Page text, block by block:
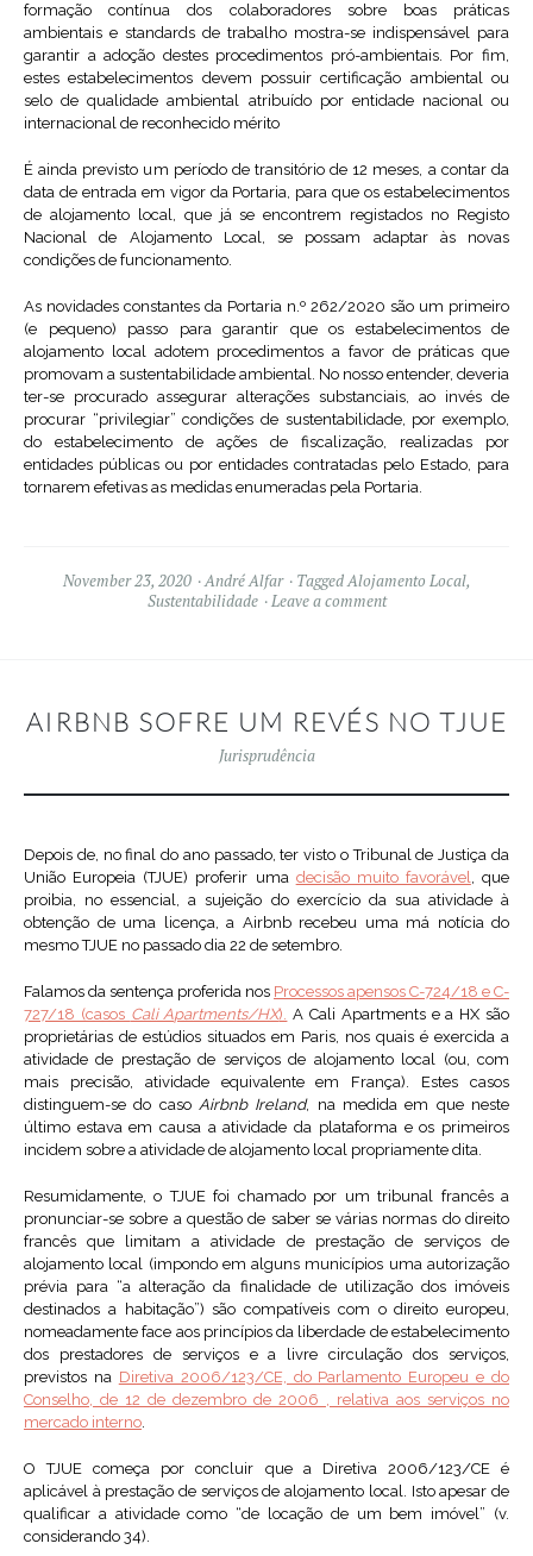
formação contínua dos colaboradores sobre boas práticas
ambientais e standards de trabalho mostra-se indispensável para
garantir a adoção destes procedimentos pró-ambientais. Por fim,
estes estabelecimentos devem possuir certificação ambiental ou
selo de qualidade ambiental atribuído por entidade nacional ou
internacional de reconhecido mérito
É ainda previsto um período de transitório de 12 meses, a contar da
data de entrada em vigor da Portaria, para que os estabelecimentos
de alojamento local, que já se encontrem registados no Registo
Nacional de Alojamento Local, se possam adaptar às novas
condições de funcionamento.
As novidades constantes da Portaria n.º 262/2020 são um primeiro
(e pequeno) passo para garantir que os estabelecimentos de
alojamento local adotem procedimentos a favor de práticas que
promovam a sustentabilidade ambiental. No nosso entender, deveria
ter-se procurado assegurar alterações substanciais, ao invés de
procurar “privilegiar” condições de sustentabilidade, por exemplo,
do estabelecimento de ações de fiscalização, realizadas por
entidades públicas ou por entidades contratadas pelo Estado, para
tornarem efetivas as medidas enumeradas pela Portaria.
November 23, 2020 André Alfar TaggedAlojamento Local,
Sustentabilidade
Leave a comment
AIRBNB SOFRE UM REVÉS NO TJUE
Jurisprudência
Depois de, no final do ano passado, ter visto o Tribunal de Justiça da
União Europeia (TJUE) proferir uma decisão muito favorável, que
proibia, no essencial, a sujeição do exercício da sua atividade à
obtenção de uma licença, a Airbnb recebeu uma má notícia do
mesmo TJUE no passado dia 22 de setembro.
Falamos da sentença proferida nos Processos apensos C-724/18 e C-
727/18 (casos Cali Apartments/HX). A Cali Apartments e a HX são
proprietárias de estúdios situados em Paris, nos quais é exercida a
atividade de prestação de serviços de alojamento local (ou, com
mais precisão, atividade equivalente em França). Estes casos
distinguem-se do caso Airbnb Ireland, na medida em que neste
último estava em causa a atividade da plataforma e os primeiros
incidem sobre a atividade de alojamento local propriamente dita.
Resumidamente, o TJUE foi chamado por um tribunal francês a
pronunciar-se sobre a questão de saber se várias normas do direito
francês que limitam a atividade de prestação de serviços de
alojamento local (impondo em alguns municípios uma autorização
prévia para “a alteração da finalidade de utilização dos imóveis
destinados a habitação”) são compatíveis com o direito europeu,
nomeadamente face aos princípios da liberdade de estabelecimento
dos prestadores de serviços e a livre circulação dos serviços,
previstos na Diretiva 2006/123/CE, do Parlamento Europeu e do
Conselho, de 12 de dezembro de 2006 , relativa aos serviços no
mercado interno.
O TJUE começa por concluir que a Diretiva 2006/123/CE é
aplicável à prestação de serviços de alojamento local. Isto apesar de
qualificar a atividade como “de locação de um bem imóvel” (v.
considerando 34).